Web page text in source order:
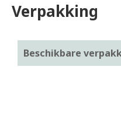
Verpakking
Beschikbare